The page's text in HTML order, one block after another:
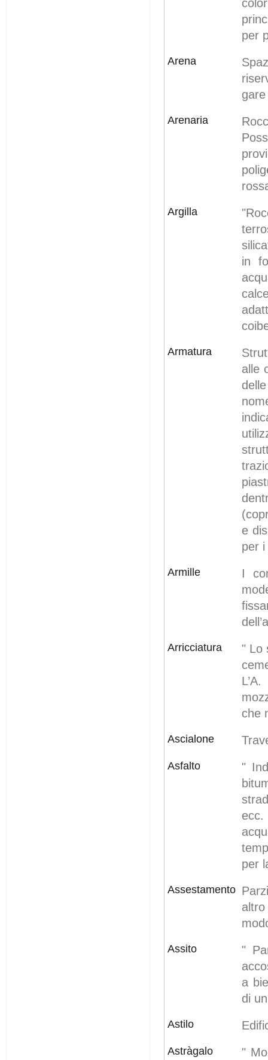
per
Arena
Arenaria
Argilla
in
Armatura
alle
e
per
Armille
I
Arricciatura
" Lo
che
Ascialone
Asfalto
"
ecc.
per
Assestamento
Assito
"
a
di
Astilo
Astràgalo
"